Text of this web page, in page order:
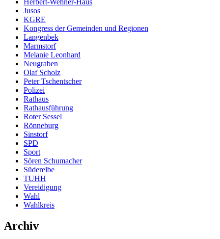
Jusos
KGRE
Kongress der Gemeinden und Regionen
Langenbek
Marmstorf
Melanie Leonhard
Neugraben
Olaf Scholz
Peter Tschentscher
Polizei
Rathaus
Rathausführung
Roter Sessel
Rönneburg
Sinstorf
SPD
Sport
Sören Schumacher
Süderelbe
TUHH
Vereidigung
Wahl
Wahlkreis
Archiv